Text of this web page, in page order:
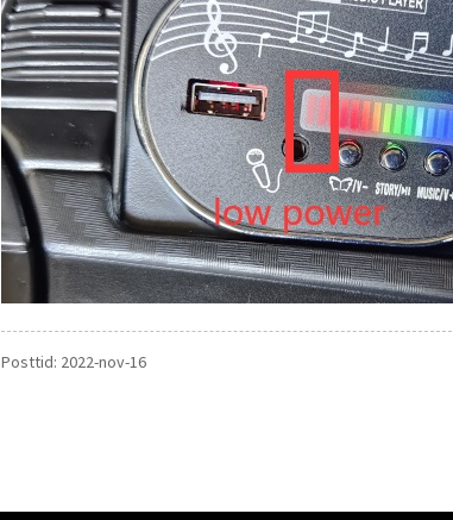
Posttid: 2022-nov-16